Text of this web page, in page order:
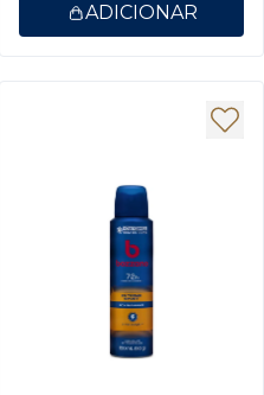
ADICIONAR